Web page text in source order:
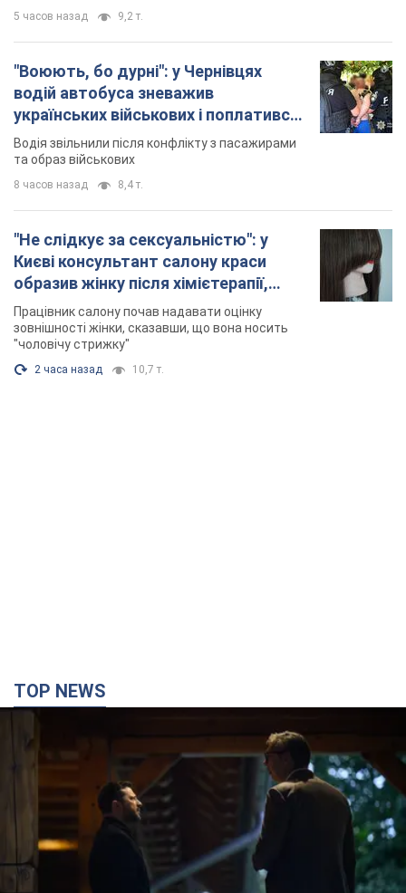
5 часов назад 9,2 т.
"Воюють, бо дурні": у Чернівцях
водій автобуса зневажив
українських військових і поплатився.
Відео
Водія звільнили після конфлікту з пасажирами
та образ військових
8 часов назад 8,4 т.
"Не слідкує за сексуальністю": у
Києві консультант салону краси
образив жінку після хімієтерапії,
розгорівся скандал. Фото
Працівник салону почав надавати оцінку
зовнішності жінки, сказавши, що вона носить
"чоловічу стрижку"
2 часа назад 10,7 т.
TOP NEWS